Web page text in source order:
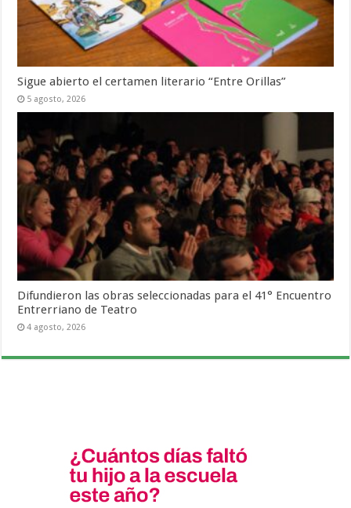
Sigue abierto el certamen literario “Entre Orillas”
5 agosto, 2026
Difundieron las obras seleccionadas para el 41° Encuentro
Entrerriano de Teatro
4 agosto, 2026